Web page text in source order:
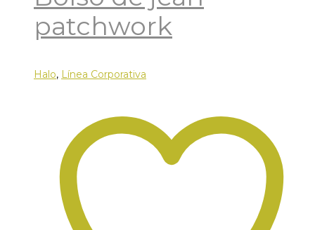
patchwork
Halo, Línea Corporativa